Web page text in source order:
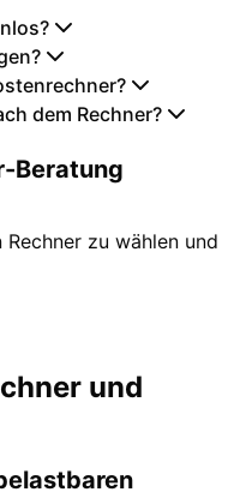
dem Rechner?
Beratung
zu wählen und
und